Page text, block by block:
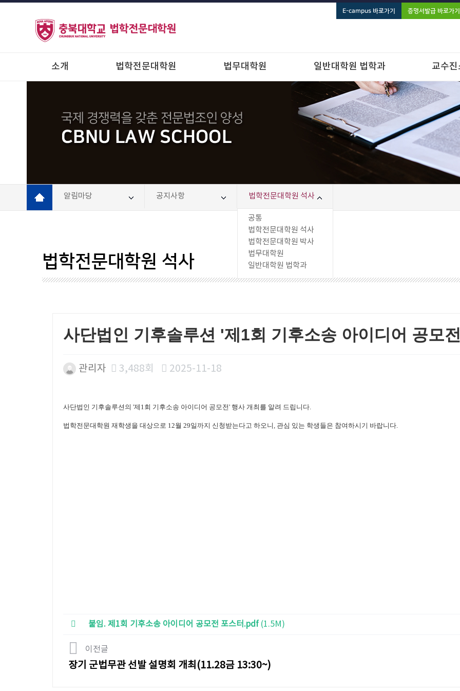
E-campus 바로가기 증명서발급 바로가기
소개 법학전문대학원 법무대학원 일반대학원 법학과 교수진
알림마당 공지사항 법학전문대학원 석사
공통
법학전문대학원 석사
법학전문대학원 박사
법무대학원
일반대학원 법학과
법학전문대학원 석사
사단법인 기후솔루션 '제1회 기후소송 아이디어 공모
관리자 3,488회 2025-11-18
사단법인 기후솔루션의 '제 1회 기후소송 아이디어 공모전' 행사 개최를 알려 드립니다.
법학전문대학원 재학생을 대상으로 12월 29일까지 신청받는다고 하오니, 관심 있는 학생들은 참여하시기 바랍니다.
붙임. 제1회 기후소송 아이디어 공모전 포스터.pdf (1.5M)
이전글
장기 군법무관 선발 설명회 개최(11.28금 13:30~)